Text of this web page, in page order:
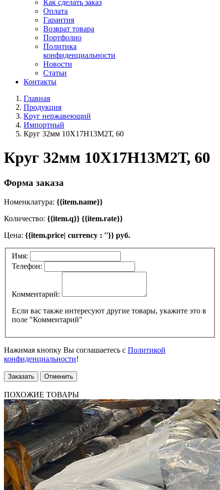
Как сделать заказ
Оплата
Гарантия
Возврат товара
Портфолио
Политика
конфиденциальности
Новости
Статьи
Контакты
Главная
Продукция
Круг нержавеющий
Импортный
Круг 32мм 10Х17Н13М2Т, 60
Круг 32мм 10Х17Н13М2Т, 60
Форма заказа
Номенклатура: {{item.name}}
Количество: {{item.q}} {{item.rate}}
Цена: {{item.price| currency : ''}} руб.
Имя:
Телефон:
Комментарий:
Если вас также интересуют другие товары, укажите это в
поле "Комментарий"
Нажимая кнопку Вы соглашаетесь с Политикой
конфиденциальности!
Заказать Отменить
ПОХОЖИЕ ТОВАРЫ